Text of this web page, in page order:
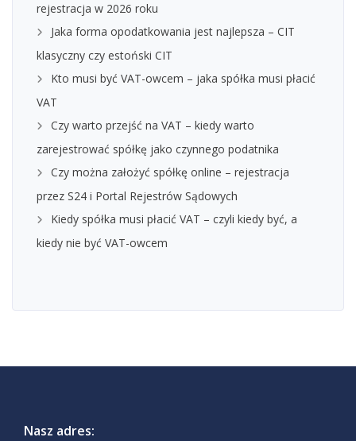
rejestracja w 2026 roku
Jaka forma opodatkowania jest najlepsza – CIT
klasyczny czy estoński CIT
Kto musi być VAT-owcem – jaka spółka musi płacić
VAT
Czy warto przejść na VAT – kiedy warto
zarejestrować spółkę jako czynnego podatnika
Czy można założyć spółkę online – rejestracja
przez S24 i Portal Rejestrów Sądowych
Kiedy spółka musi płacić VAT – czyli kiedy być, a
kiedy nie być VAT-owcem
Nasz adres: